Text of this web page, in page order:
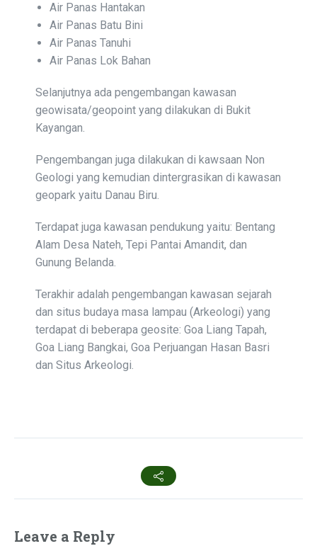
Air Panas Hantakan
Air Panas Batu Bini
Air Panas Tanuhi
Air Panas Lok Bahan
Selanjutnya ada pengembangan kawasan
geowisata/geopoint yang dilakukan di Bukit
Kayangan.
Pengembangan juga dilakukan di kawsaan Non
Geologi yang kemudian dintergrasikan di kawasan
geopark yaitu Danau Biru.
Terdapat juga kawasan pendukung yaitu: Bentang
Alam Desa Nateh, Tepi Pantai Amandit, dan
Gunung Belanda.
Terakhir adalah pengembangan kawasan sejarah
dan situs budaya masa lampau (Arkeologi) yang
terdapat di beberapa geosite: Goa Liang Tapah,
Goa Liang Bangkai, Goa Perjuangan Hasan Basri
dan Situs Arkeologi.
Leave a Reply